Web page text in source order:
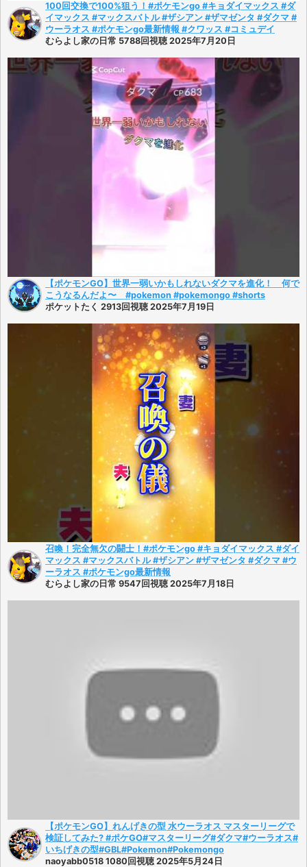
100回交換で100%狙う！#ポケモンgo #キョダイマックス #ダ
イマックス #マックスバトル #ザシアン #ザマゼンタ #ダクマ #
ウーラオス #ポケモンgo最新情報 #クワッス #コミュデイ
むらよし家の日常 5788回視聴 2025年7月20日
【ポケモンGO】世界一弱いかもしれないダクマを進化！ 何で
こうなるんだよ〜 #pokemon #pokemongo #shorts
ポケットたく 2913回視聴 2025年7月19日
召喚！完全無欠の闘士！#ポケモンgo #キョダイマックス #ダイ
マックス #マックスバトル #ザシアン #ザマゼンタ #ダクマ #ウ
ーラオス #ポケモンgo最新情報
むらよし家の日常 9547回視聴 2025年7月18日
【ポケモンGO】れんげきの型 水ウーラオス マスターリーグで
検証してみた? #ポケGO#マスターリーグ#ダクマ#ウーラオス#
いちげきの型#GBL#Pokemon#Pokemongo
naoyabb0518 1080回視聴 2025年5月24日